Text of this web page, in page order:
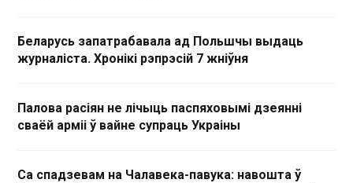
Беларусь запатрабавала ад Польшчы выдаць
журналіста. Хронікі рэпрэсій 7 жніўня
Палова расіян не лічыць паспяховымі дзеянні
сваёй арміі ў вайне супраць Украіны
Са спадзевам на Чалавека-павука: навошта ў